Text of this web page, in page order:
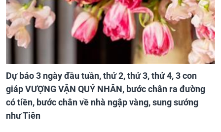
Dự báo 3 ngày đầu tuần, thứ 2, thứ 3, thứ 4, 3 con
giáp VƯỢNG VẬN QUÝ NHÂN, bước chân ra đường
có tiền, bước chân về nhà ngập vàng, sung sướng
như Tiên